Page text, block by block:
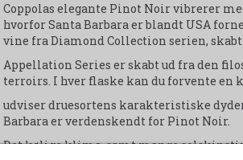
Coppolas elegante Pinot Noir vibrerer
hvorfor Santa Barbara er blandt USA
vine fra Diamond Collection serien,
Appellation Series er skabt ud fra den
terroirs. I hver flaske kan du forvente en
udviser druesortens karakteristiske
Barbara er verdenskendt for Pinot Noir.
Det kølige klima, samt mange